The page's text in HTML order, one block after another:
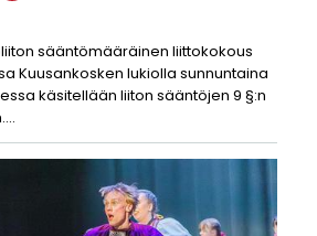
sääntömääräinen liittokokous
Kuusankosken lukiolla sunnuntaina
käsitellään liiton sääntöjen 9 §:n